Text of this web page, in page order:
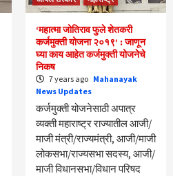
‘महात्मा जोतिराव फुले शेतकरी
कर्जमुक्ती योजना २०१९’ : जाणून
घ्या काय आहेत कर्जमुक्ती योजनेचे
निकष
7 years ago Mahanayak
News Updates
कर्जमुक्ती योजनेसाठी अपात्र
व्यक्ती महाराष्ट्र राज्यातील आजी/
माजी मंत्री/राज्यमंत्री, आजी/माजी
लोकसभा/राज्यसभा सदस्य, आजी/
माजी विधानसभा/विधान परिषद